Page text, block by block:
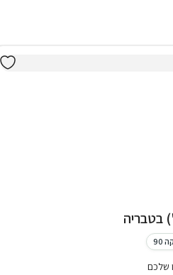
שלכם